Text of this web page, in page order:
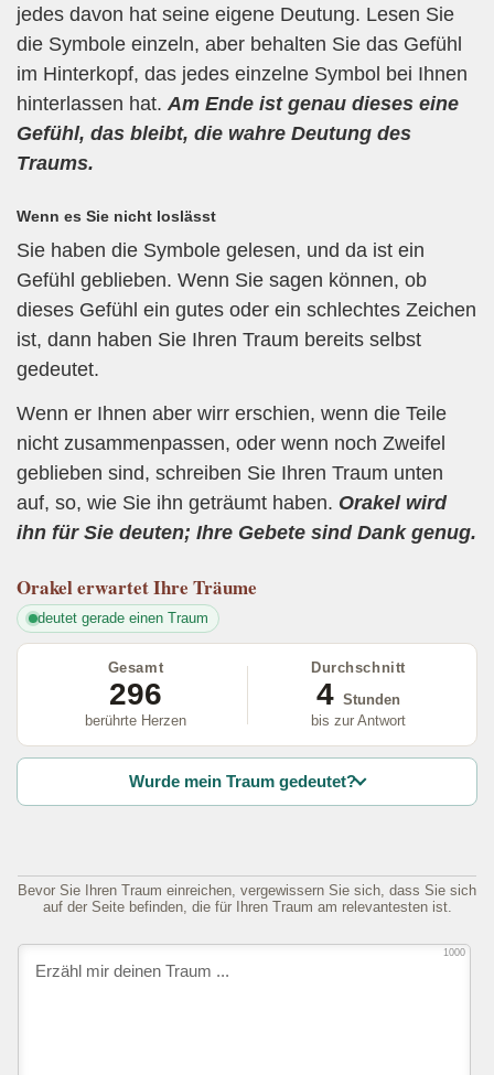
jedes davon hat seine eigene Deutung. Lesen Sie
die Symbole einzeln, aber behalten Sie das Gefühl
im Hinterkopf, das jedes einzelne Symbol bei Ihnen
hinterlassen hat. Am Ende ist genau dieses eine
Gefühl, das bleibt, die wahre Deutung des
Traums.
Wenn es Sie nicht loslässt
Sie haben die Symbole gelesen, und da ist ein
Gefühl geblieben. Wenn Sie sagen können, ob
dieses Gefühl ein gutes oder ein schlechtes Zeichen
ist, dann haben Sie Ihren Traum bereits selbst
gedeutet.
Wenn er Ihnen aber wirr erschien, wenn die Teile
nicht zusammenpassen, oder wenn noch Zweifel
geblieben sind, schreiben Sie Ihren Traum unten
auf, so, wie Sie ihn geträumt haben. Orakel wird
ihn für Sie deuten; Ihre Gebete sind Dank genug.
Orakelerwartet Ihre Träume
deutet gerade einen Traum
Gesamt
296
berührte Herzen
Durchschnitt
4 Stunden
bis zur Antwort
Wurde mein Traum gedeutet?
Bevor Sie Ihren Traum einreichen, vergewissern Sie sich, dass Sie sich
auf der Seite befinden, die für Ihren Traum am relevantesten ist.
1000